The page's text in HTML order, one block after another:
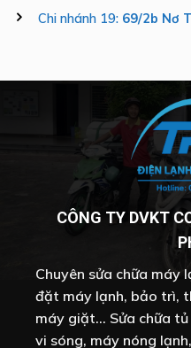
Chi nhánh 19: 69/2b Nơ
CÔNG TY DVKT
Chuyên sửa chữa máy
đặt máy lạnh, bảo trì,
máy giặt... Sửa chữa
vi sóng, máy nóng